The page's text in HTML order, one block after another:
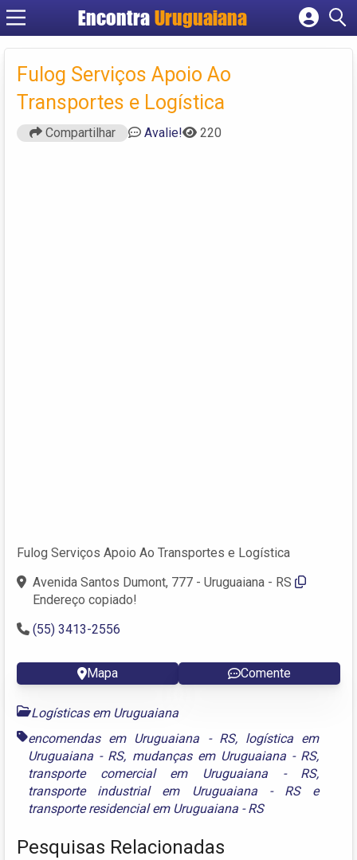
Encontra Uruguaiana
Cadastrar empresa
Criar conta
Fulog Serviços Apoio Ao
Transportes e Logística
Compartilhar Avalie! 220
Fulog Serviços Apoio Ao Transportes e Logística
Avenida Santos Dumont, 777 - Uruguaiana - RS
Endereço copiado!
(55) 3413-2556
Mapa Comente
Logísticas em Uruguaiana
encomendas em Uruguaiana - RS, logística em
Uruguaiana - RS, mudanças em Uruguaiana - RS,
transporte comercial em Uruguaiana - RS,
transporte industrial em Uruguaiana - RSe
transporte residencial em Uruguaiana - RS
Pesquisas Relacionadas